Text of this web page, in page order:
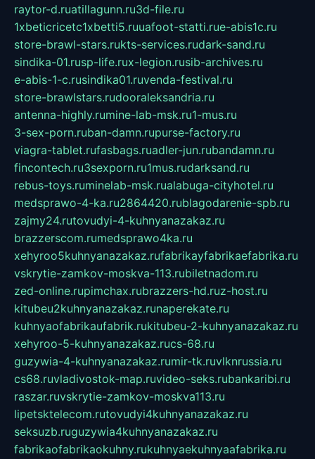
raytor-d.ruatillagunn.ru3d-file.ru
1xbeticricetc1xbetti5.ruuafoot-statti.rue-abis1c.ru
store-brawl-stars.rukts-services.rudark-sand.ru
sindika-01.rusp-life.rux-legion.rusib-archives.ru
e-abis-1-c.rusindika01.ruvenda-festival.ru
store-brawlstars.rudooraleksandria.ru
antenna-highly.rumine-lab-msk.ru1-mus.ru
3-sex-porn.ruban-damn.rupurse-factory.ru
viagra-tablet.rufasbags.ruadler-jun.rubandamn.ru
fincontech.ru3sexporn.ru1mus.rudarksand.ru
rebus-toys.ruminelab-msk.rualabuga-cityhotel.ru
medsprawo-4-ka.ru2864420.rublagodarenie-spb.ru
zajmy24.rutovudyi-4-kuhnyanazakaz.ru
brazzerscom.rumedsprawo4ka.ru
xehyroo5kuhnyanazakaz.rufabrikayfabrikaefabrika.ru
vskrytie-zamkov-moskva-113.rubiletnadom.ru
zed-online.rupimchax.rubrazzers-hd.ruz-host.ru
kitubeu2kuhnyanazakaz.runaperekate.ru
kuhnyaofabrikaufabrik.rukitubeu-2-kuhnyanazakaz.ru
xehyroo-5-kuhnyanazakaz.rucs-68.ru
guzywia-4-kuhnyanazakaz.rumir-tk.ruvlknrussia.ru
cs68.ruvladivostok-map.ruvideo-seks.rubankaribi.ru
raszar.ruvskrytie-zamkov-moskva113.ru
lipetsktelecom.rutovudyi4kuhnyanazakaz.ru
seksuzb.ruguzywia4kuhnyanazakaz.ru
fabrikaofabrikaokuhny.rukuhnyaekuhnyaafabrika.ru